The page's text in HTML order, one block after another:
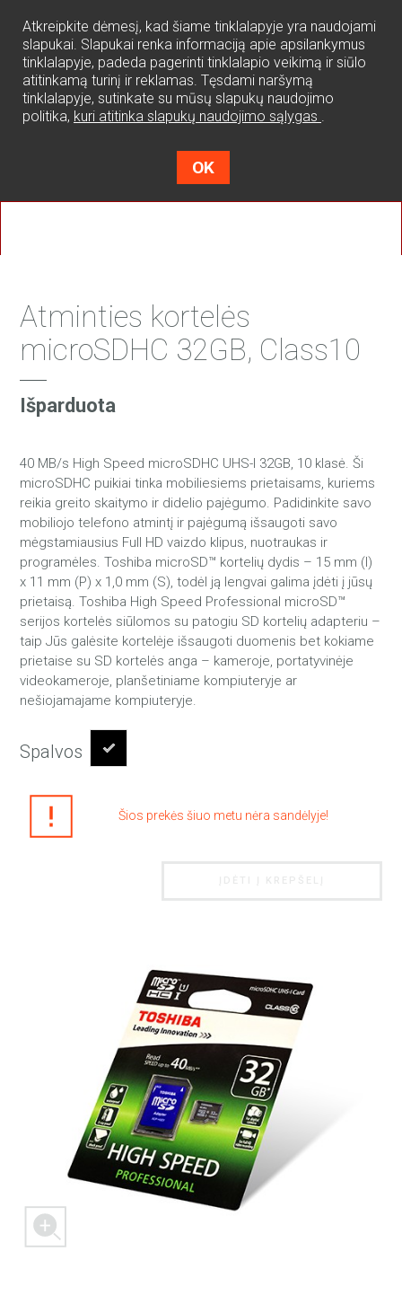
Atkreipkite dėmesį, kad šiame tinklalapyje yra naudojami
slapukai. Slapukai renka informaciją apie apsilankymus
tinklalapyje, padeda pagerinti tinklalapio veikimą ir siūlo
atitinkamą turinį ir reklamas. Tęsdami naršymą
tinklalapyje, sutinkate su mūsų slapukų naudojimo
politika, kuri atitinka slapukų naudojimo sąlygas .
OK
0
Atminties kortelės
microSDHC 32GB, Class10
Išparduota
40 MB/s High Speed microSDHC UHS-I 32GB, 10 klasė. Ši
microSDHC puikiai tinka mobiliesiems prietaisams, kuriems
reikia greito skaitymo ir didelio pajėgumo. Padidinkite savo
mobiliojo telefono atmintį ir pajėgumą išsaugoti savo
mėgstamiausius Full HD vaizdo klipus, nuotraukas ir
programėles. Toshiba microSD™ kortelių dydis – 15 mm (I)
x 11 mm (P) x 1,0 mm (S), todėl ją lengvai galima įdėti į jūsų
prietaisą. Toshiba High Speed Professional microSD™
serijos kortelės siūlomos su patogiu SD kortelių adapteriu –
taip Jūs galėsite kortelėje išsaugoti duomenis bet kokiame
prietaise su SD kortelės anga – kameroje, portatyvinėje
videokameroje, planšetiniame kompiuteryje ar
nešiojamajame kompiuteryje.
Spalvos
Šios prekės šiuo metu nėra sandėlyje!